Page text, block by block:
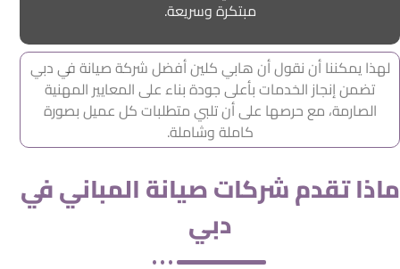
مبتكرة وسريعة.
لهذا يمكننا أن نقول أن هابي كلين أفضل شركة صيانة في دبي
تضمن إنجاز الخدمات بأعلى جودة بناء على المعايير المهنية
الصارمة، مع حرصها على أن تلبي متطلبات كل عميل بصورة
كاملة وشاملة.
ماذا تقدم شركات صيانة المباني في
دبي